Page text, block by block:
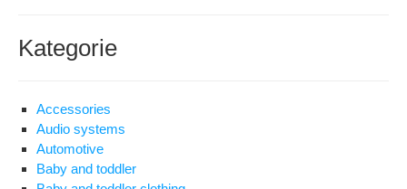
Kategorie
Accessories
Audio systems
Automotive
Baby and toddler